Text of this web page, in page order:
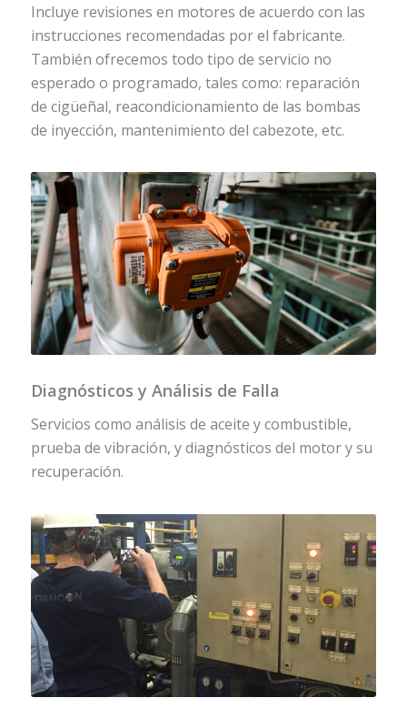
Incluye revisiones en motores de acuerdo con las
instrucciones recomendadas por el fabricante.
También ofrecemos todo tipo de servicio no
esperado o programado, tales como: reparación
de cigüeñal, reacondicionamiento de las bombas
de inyección, mantenimiento del cabezote, etc.
Diagnósticos y Análisis de Falla
Servicios como análisis de aceite y combustible,
prueba de vibración, y diagnósticos del motor y su
recuperación.